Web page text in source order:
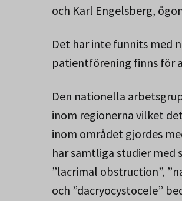
och Karl Engelsberg,
Det har inte funnits med
patientförening finns för
Den nationella
inom regionerna vilket
inom området gjordes
har samtliga studier med
”lacrimal obstruction”,
och ”dacryocystocele”